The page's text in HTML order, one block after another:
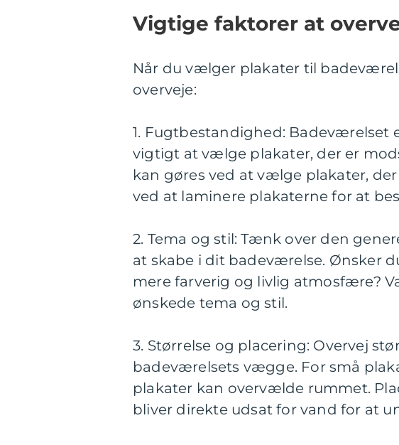
Vigtige faktorer at
Når du vælger plakater til
overveje:
1. Fugtbestandighed:
vigtigt at vælge plakater, der er
kan gøres ved at vælge plakater,
ved at laminere plakaterne for at
2. Tema og stil: Tænk over den
at skabe i dit badeværelse. Ønsker
mere farverig og livlig atmosfære?
ønskede tema og stil.
3. Størrelse og placering: Overvej
badeværelsets vægge. For små
plakater kan overvælde rummet.
bliver direkte udsat for vand for at